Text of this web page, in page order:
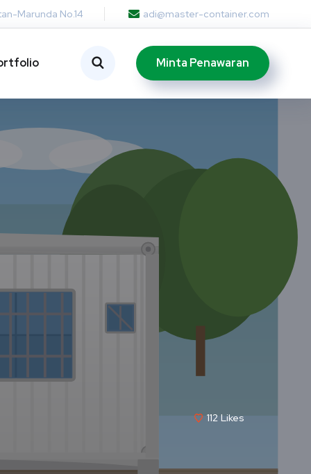
Marunda No.14 adi@master-container.com
Minta Penawaran
112 Likes